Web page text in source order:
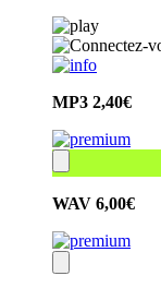
MP3 2,40€
WAV 6,00€